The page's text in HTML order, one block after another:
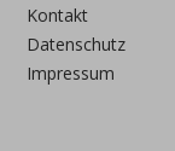
Kontakt
Datenschutz
Impressum